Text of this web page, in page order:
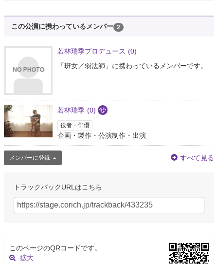
この公演に携わっているメンバー 2
若林瑞季プロデュース (0)
「班女／弱法師」に携わっているメンバーです。
若林瑞季 (0)
役者・俳優
企画・製作・公演制作・出演
メンバーに登録 すべて見る
トラックバックURLはこちら
このページのQRコードです。
拡大